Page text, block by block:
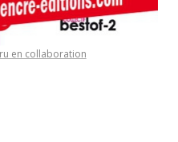
en collaboration